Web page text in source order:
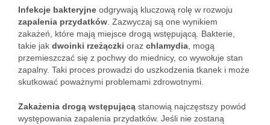
Infekcje bakteryjne odgrywają kluczową rolę w rozwoju
zapalenia przydatków . Zazwyczaj są one wynikiem
zakażeń, które mają miejsce drogą wstępującą. Bakterie,
takie jak dwoinki rzeżączki oraz chlamydia , mogą
przemieszczać się z pochwy do miednicy, co wywołuje stan
zapalny. Taki proces prowadzi do uszkodzenia tkanek i może
skutkować poważnymi problemami zdrowotnymi.
Zakażenia drogą wstępującą stanowią najczęstszy powód
występowania zapalenia przydatków. Jeśli nie zostaną